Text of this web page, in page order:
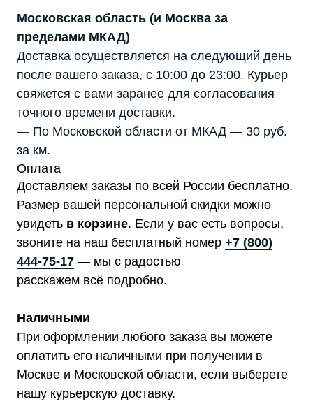
Московская область (и Москва за
пределами МКАД)
Доставка осуществляется на следующий день
после вашего заказа, с 10:00 до 23:00. Курьер
свяжется с вами заранее для согласования
точного времени доставки.
— По Московской области от МКАД — 30 руб.
за км.
Оплата
Доставляем заказы по всей России бесплатно.
Размер вашей персональной скидки можно
увидеть в корзине. Если у вас есть вопросы,
звоните на наш бесплатный номер +7 (800)
444-75-17 — мы с радостью
расскажем всё подробно.
Наличными
При оформлении любого заказа вы можете
оплатить его наличными при получении в
Москве и Московской области, если выберете
нашу курьерскую доставку.